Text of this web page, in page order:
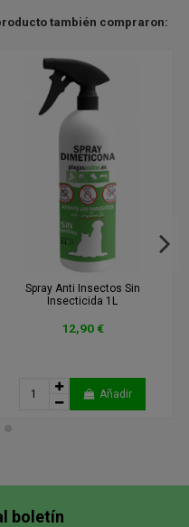
también compraron:
Spray Anti Insectos Sin
Insecticida 1L
12,90 €
Añadir
boletín